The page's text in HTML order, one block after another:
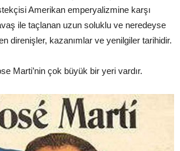
Amerikan emperyalizmine karşı
ile taçlanan uzun soluklu ve neredeyse
direnişler, kazanımlar ve yenilgiler tarihidir.
Marti’nin çok büyük bir yeri vardır.